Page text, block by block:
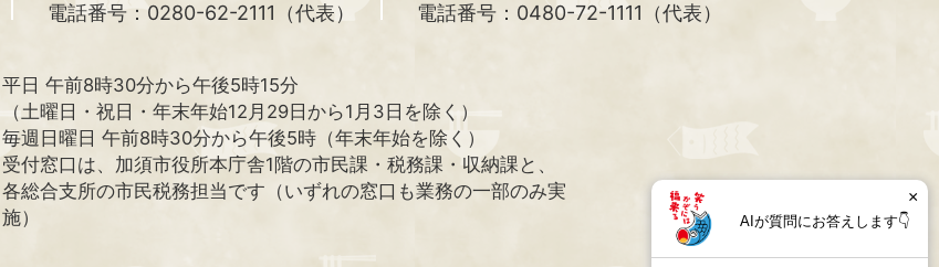
電話番号：0280-62-2111（代表）
電話番号：0480-72-1111（代表）
平日 午前8時30分から午後5時15分
（土曜日・祝日・年末年始12月29日から1月3日を除く）
毎週日曜日 午前8時30分から午後5時（年末年始を除く）
受付窓口は、加須市役所本庁舎1階の市民課・税務課・収納課と、
各総合支所の市民税務担当です（いずれの窓口も業務の一部のみ実
施）
AIが質問にお答えします👇
×